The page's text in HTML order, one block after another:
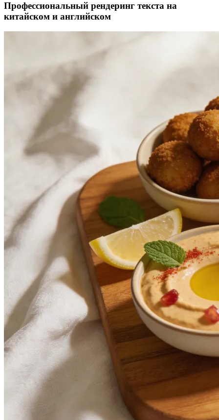
Профессиональный рендеринг текста на
китайском и английском